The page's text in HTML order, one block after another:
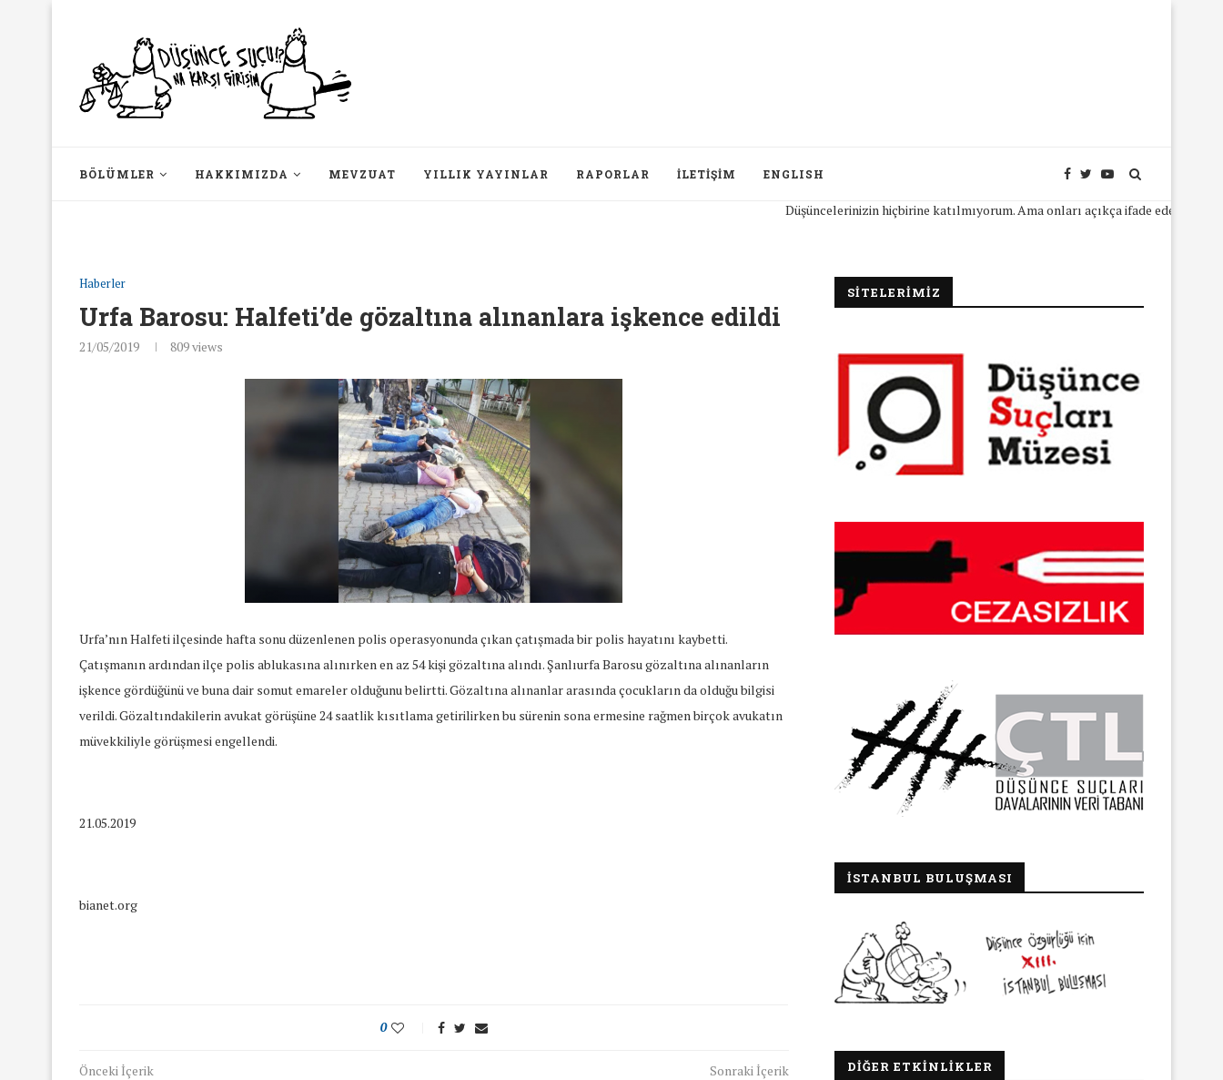
BÖLÜMLER HAKKIMIZDA MEVZUAT YILLIK YAYINLAR RAPORLAR İLETIŞIM ENGLISH
Düşüncelerinizin hiçbirine katılmıyorum. Ama onları açıkça ifade edebilmeniz
Haberler
Urfa Barosu: Halfeti’de gözaltına alınanlara işkence edildi
21/05/2019 809views
Urfa’nın Halfeti ilçesinde hafta sonu düzenlenen polis operasyonunda çıkan çatışmada bir polis hayatını kaybetti.
Çatışmanın ardından ilçe polis ablukasına alınırken en az 54 kişi gözaltına alındı. Şanlıurfa Barosu gözaltına alınanların
işkence gördüğünü ve buna dair somut emareler olduğunu belirtti. Gözaltına alınanlar arasında çocukların da olduğu bilgisi
verildi. Gözaltındakilerin avukat görüşüne 24 saatlik kısıtlama getirilirken bu sürenin sona ermesine rağmen birçok avukatın
müvekkiliyle görüşmesi engellendi.
21.05.2019
bianet.org
0
Önceki İçerik
Sonraki İçerik
SİTELERİMİZ
İSTANBUL BULUŞMASI
DIĞER ETKINLIKLER